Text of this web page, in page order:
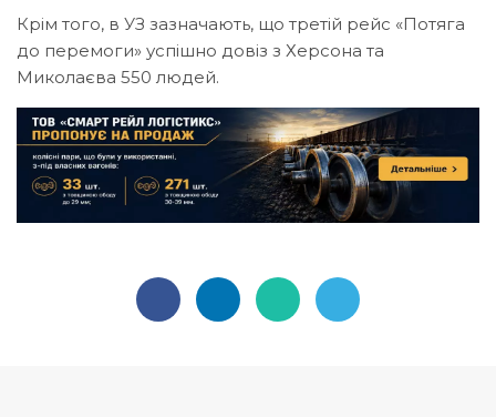
Крім того, в УЗ зазначають, що третій рейс «Потяга
до перемоги» успішно довіз з Херсона та
Миколаєва 550 людей.